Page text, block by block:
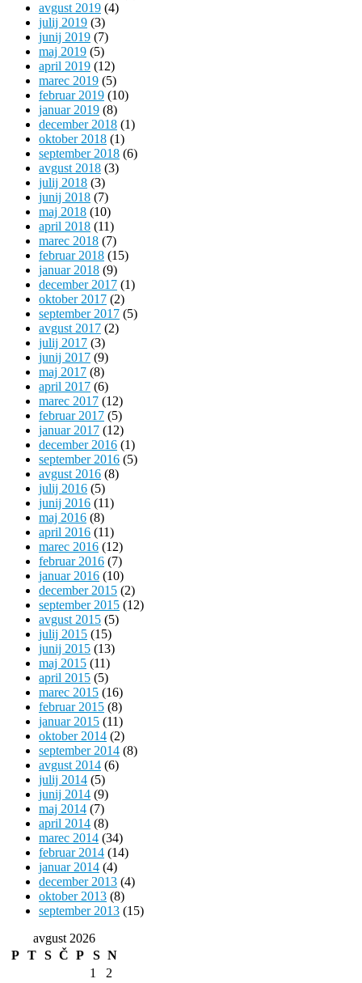
avgust 2019 (4)
julij 2019 (3)
junij 2019 (7)
maj 2019 (5)
april 2019 (12)
marec 2019 (5)
februar 2019 (10)
januar 2019 (8)
december 2018 (1)
oktober 2018 (1)
september 2018 (6)
avgust 2018 (3)
julij 2018 (3)
junij 2018 (7)
maj 2018 (10)
april 2018 (11)
marec 2018 (7)
februar 2018 (15)
januar 2018 (9)
december 2017 (1)
oktober 2017 (2)
september 2017 (5)
avgust 2017 (2)
julij 2017 (3)
junij 2017 (9)
maj 2017 (8)
april 2017 (6)
marec 2017 (12)
februar 2017 (5)
januar 2017 (12)
december 2016 (1)
september 2016 (5)
avgust 2016 (8)
julij 2016 (5)
junij 2016 (11)
maj 2016 (8)
april 2016 (11)
marec 2016 (12)
februar 2016 (7)
januar 2016 (10)
december 2015 (2)
september 2015 (12)
avgust 2015 (5)
julij 2015 (15)
junij 2015 (13)
maj 2015 (11)
april 2015 (5)
marec 2015 (16)
februar 2015 (8)
januar 2015 (11)
oktober 2014 (2)
september 2014 (8)
avgust 2014 (6)
julij 2014 (5)
junij 2014 (9)
maj 2014 (7)
april 2014 (8)
marec 2014 (34)
februar 2014 (14)
januar 2014 (4)
december 2013 (4)
oktober 2013 (8)
september 2013 (15)
avgust 2026
P T S Č P S N
1
2